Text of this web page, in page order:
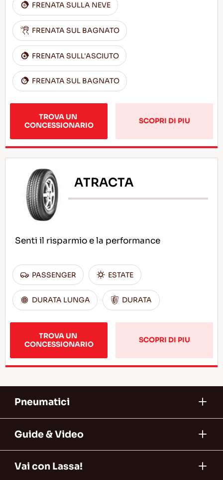
FRENATA SULLA NEVE
FRENATA SUL BAGNATO
FRENATA SULL'ASCIUTO
FRENATA SUL BAGNATO
TROVA UN
CONCESSIONARIO
SCOPRI DI PIU
ATRACTA
Senti il risparmio e la performance
PASSENGER ESTATE
DURATA LUNGA DURATA
TROVA UN
CONCESSIONARIO
SCOPRI DI PIU
Pneumatici
Guide & Video
Vai con Lassa!